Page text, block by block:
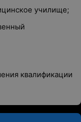
училище;
квалификации